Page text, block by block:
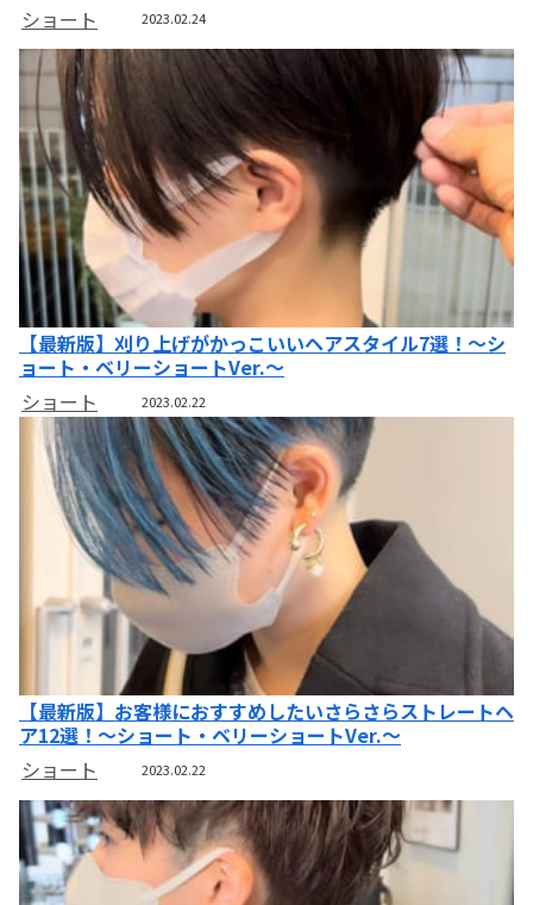
ショート
2023.02.24
【最新版】刈り上げがかっこいいヘアスタイル7選！～シ
ョート・ベリーショートVer.～
ショート
2023.02.22
【最新版】お客様におすすめしたいさらさらストレートヘ
ア12選！～ショート・ベリーショートVer.～
ショート
2023.02.22